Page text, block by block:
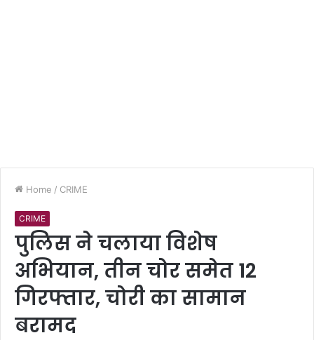
Home / CRIME
CRIME
पुलिस ने चलाया विशेष
अभियान, तीन चोर समेत 12
गिरफ्तार, चोरी का सामान
बरामद